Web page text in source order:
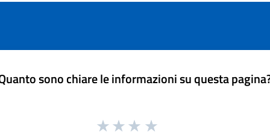
sono chiare le informazioni su questa